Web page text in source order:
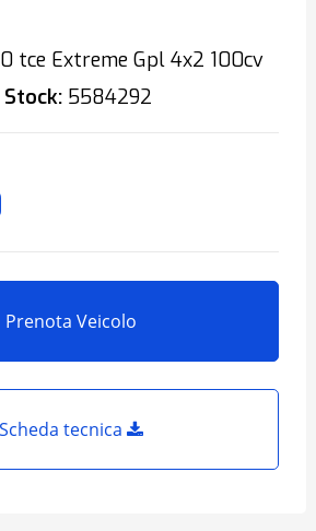
tce Extreme Gpl 4x2 100cv
Stock:5584292
Prenota Veicolo
Scheda tecnica